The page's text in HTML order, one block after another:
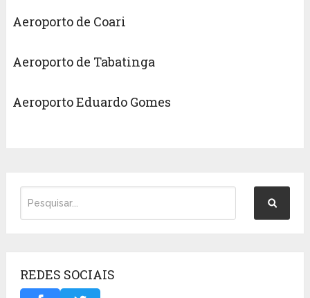
Aeroporto de Coari
Aeroporto de Tabatinga
Aeroporto Eduardo Gomes
REDES SOCIAIS